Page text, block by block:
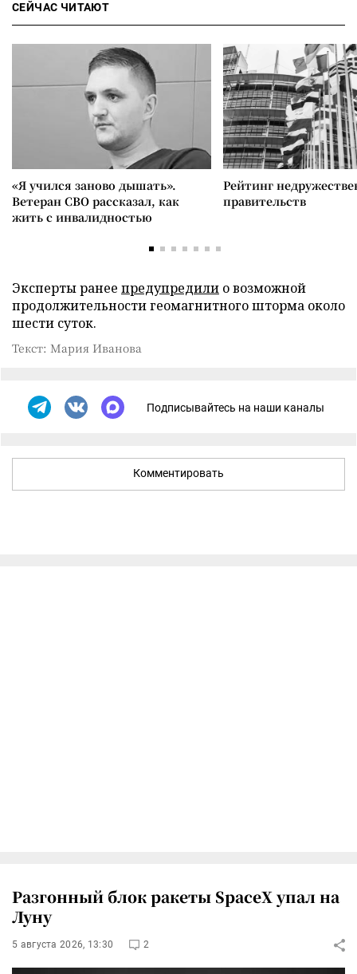
СЕЙЧАС ЧИТАЮТ
«Я учился заново дышать».
Ветеран СВО рассказал, как
жить с инвалидностью
Рейтинг
правительств
Эксперты ранее предупредили о возможной
продолжительности геомагнитного шторма около
шести суток.
Текст: Мария Иванова
Подписывайтесь на наши каналы
Комментировать
Разгонный блок ракеты SpaceX упал на
Луну
5 августа 2026, 13:30 2